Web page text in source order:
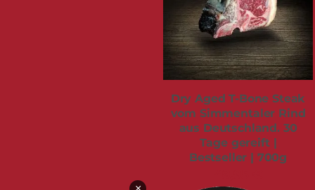
Dry Aged T-Bone Steak
vom Simmentaler Rind
aus Deutschland. 30
Tage gereift |
Bestseller | 700g